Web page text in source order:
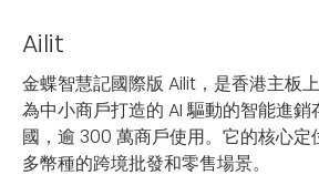
Ailit
金蝶智慧記國際版 Ailit，是香港主板
為中小商戶打造的 AI 驅動的智能進銷
國，逾 300 萬商戶使用。它的核心定
多幣種的跨境批發和零售場景。